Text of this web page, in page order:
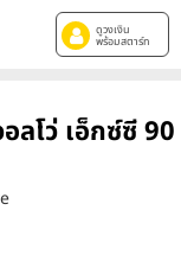
ดูวงเงิน
พร้อมสตาร์ท
ลโว่ เอ็กซ์ซี 90